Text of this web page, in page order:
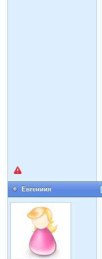
Евгениия